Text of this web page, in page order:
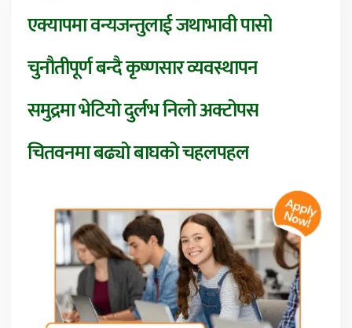
एक्यापमा वन्यजन्तुलाई जथाभावी पासो
चुनौतीपूर्ण बन्दै कृष्णसार व्यवस्थापन
समुद्रमा भेटियो दुर्लभ निलो अक्टोपस
चितवनमा बढ्यो बाघको चहलपहल